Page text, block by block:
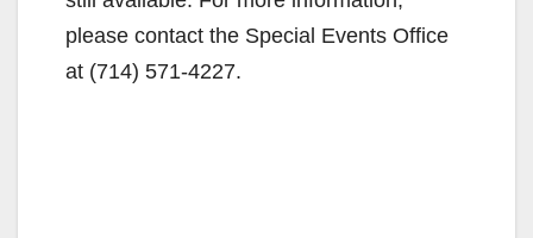
please contact the Special Events Office
at (714) 571-4227.